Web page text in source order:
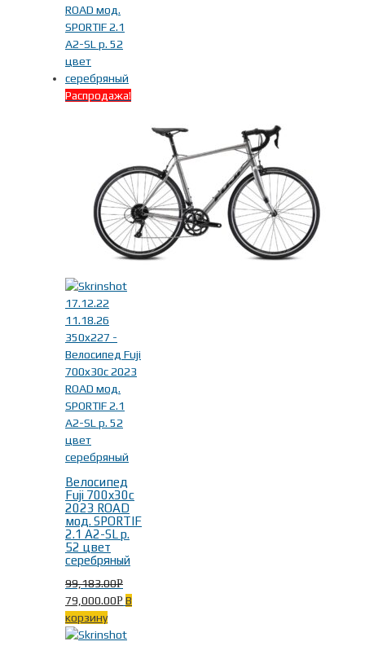
Распродажа!
Велосипед
Fuji 700x30c
2023 ROAD
мод. SPORTIF
2.1 A2-SL р.
52 цвет
серебряный
99,183.00Р
79,000.00Р В
корзину